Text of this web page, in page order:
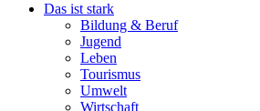
Das ist stark
Bildung & Beruf
Jugend
Leben
Tourismus
Umwelt
Wirtschaft